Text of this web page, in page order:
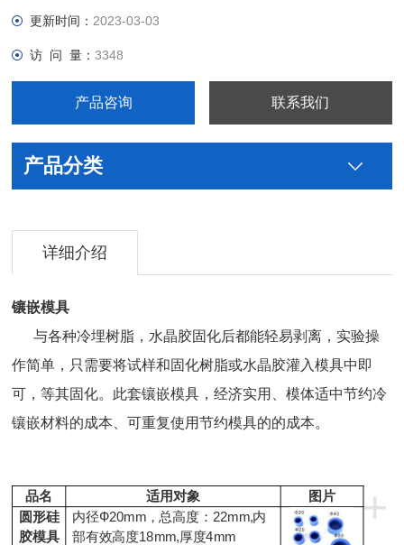
更新时间： 2023-03-03
访 问 量：3348
产品咨询 联系我们
产品分类
详细介绍
镶嵌模具
与各种冷埋树脂，水晶胶固化后都能轻易剥离，实验操
作简单，只需要将试样和固化树脂或水晶胶灌入模具中即
可，等其固化。此套镶嵌模具，经济实用、模体适中节约冷
镶嵌材料的成本、可重复使用节约模具的的成本。
+
品名 适用对象
图片
圆形硅
胶模具
内径Ф20mm，总高度：22mm,内
部有效高度18mm,厚度4mm